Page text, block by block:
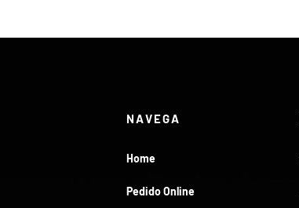
NAVEGA
Home
Pedido Online